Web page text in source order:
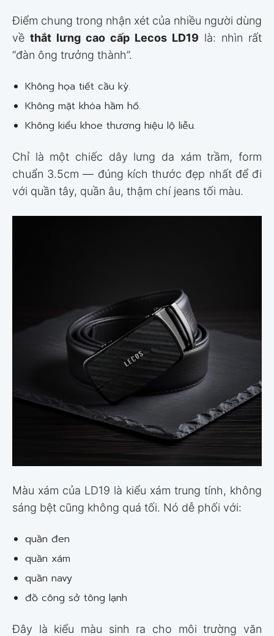
Điểm chung trong nhận xét của nhiều người dùng
về thắt lưng cao cấp Lecos LD19 là: nhìn rất
“đàn ông trưởng thành”.
Không họa tiết cầu kỳ.
Không mặt khóa hầm hố.
Không kiểu khoe thương hiệu lộ liễu.
Chỉ là một chiếc dây lưng da xám trầm, form
chuẩn 3.5cm — đúng kích thước đẹp nhất để đi
với quần tây, quần âu, thậm chí jeans tối màu.
Màu xám của LD19 là kiểu xám trung tính, không
sáng bệt cũng không quá tối. Nó dễ phối với:
quần đen
quần xám
quần navy
đồ công sở tông lạnh
Đây là kiểu màu sinh ra cho môi trường văn